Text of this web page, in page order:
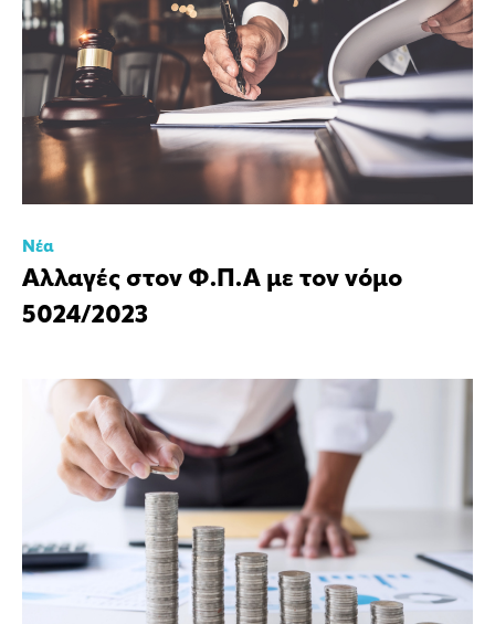
Νέα
Αλλαγές στον Φ.Π.Α με τον νόμο
5024/2023